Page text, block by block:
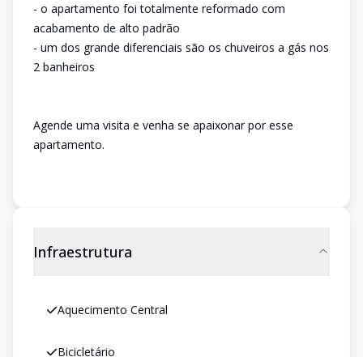
- o apartamento foi totalmente reformado com
acabamento de alto padrão
- um dos grande diferenciais são os chuveiros a gás nos
2 banheiros
Agende uma visita e venha se apaixonar por esse
apartamento.
Infraestrutura
Aquecimento Central
Bicicletário